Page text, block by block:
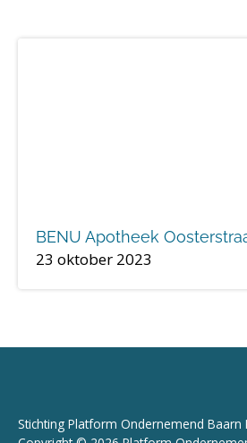
BENU Apotheek
23 oktober 2023
Stichting Platform Ondernemend Baarn